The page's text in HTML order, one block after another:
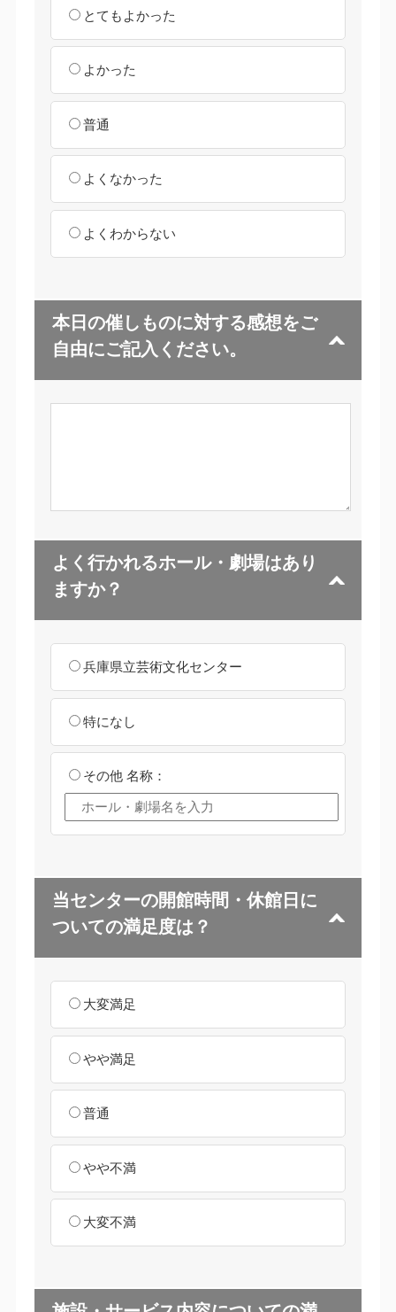
とてもよかった
よかった
普通
よくなかった
よくわからない
本日の催しものに対する感想をご
自由にご記入ください。
よく行かれるホール・劇場はあり
ますか？
兵庫県立芸術文化センター
特になし
その他 名称：
当センターの開館時間・休館日に
ついての満足度は？
大変満足
やや満足
普通
やや不満
大変不満